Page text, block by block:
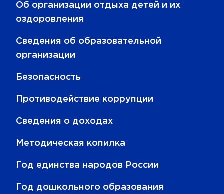
Об организации отдыха детей и их
оздоровления
Сведения об образовательной
организации
Безопасность
Противодействие коррупции
Сведения о доходах
Методическая копилка
Год единства народов России
Год дошкольного образования